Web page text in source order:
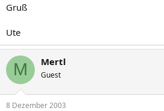
Gruß
Ute
M Mertl
Guest
8 Dezember 2003